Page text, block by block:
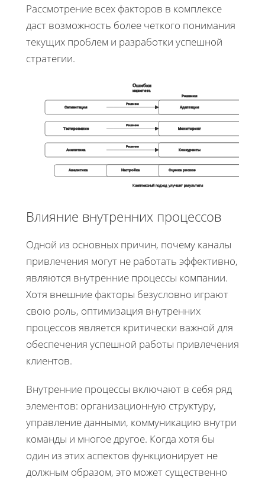
Рассмотрение всех факторов в комплексе
даст возможность более четкого понимания
текущих проблем и разработки успешной
стратегии.
Ошибки
маркетинга
Сегментация
Тестирование
Аналитика
Решения
Адаптация
Мониторинг
Конкуренты
Решение
Решение
Решение
Аналитика Настройка Оценка рисков
Комплексный подход улучшит результаты
Влияние внутренних процессов
Одной из основных причин, почему каналы
привлечения могут не работать эффективно,
являются внутренние процессы компании.
Хотя внешние факторы безусловно играют
свою роль, оптимизация внутренних
процессов является критически важной для
обеспечения успешной работы привлечения
клиентов.
Внутренние процессы включают в себя ряд
элементов: организационную структуру,
управление данными, коммуникацию внутри
команды и многое другое. Когда хотя бы
один из этих аспектов функционирует не
должным образом, это может существенно